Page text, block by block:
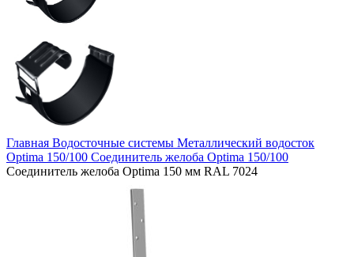
Главная Водосточные системы Металлический водосток
Optima 150/100 Соединитель желоба Optima 150/100
Соединитель желоба Optima 150 мм RAL 7024